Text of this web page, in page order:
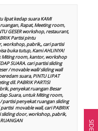
lipat kedap suara KAMI
Rapat, Meeting room,
GESER workshop, restaurant,
Partisi pintu
workshop, pabrik,, cari partisi
buka tutup, Kami AHLINYA!
Miting room, kantor, workshop
SUARA. cari partisi sliding
/ movable wall/ sliding wall
suara, PINTU LIPAT
dll. PABRIK PARTISI
penyekat ruangan Besar
Suara, untuk Miting room,
partisi penyekat ruangan sliding
partisi movable wall, cari PABRIK
sliding door, workshop, pabrik,